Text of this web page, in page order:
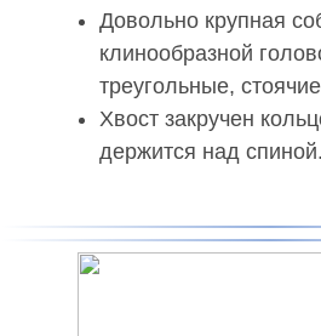
Довольно крупная
клинообразной
треугольные, стоячие
Хвост закручен
держится над спиной.